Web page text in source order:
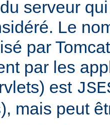
du serveur
Le
par
par les
est
mais peut